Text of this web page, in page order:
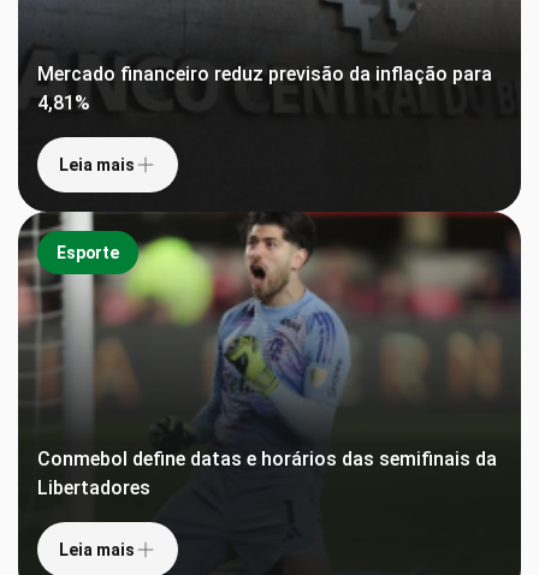
Mercado financeiro reduz previsão da inflação para
4,81%
Leia mais
Esporte
Conmebol define datas e horários das semifinais da
Libertadores
Leia mais